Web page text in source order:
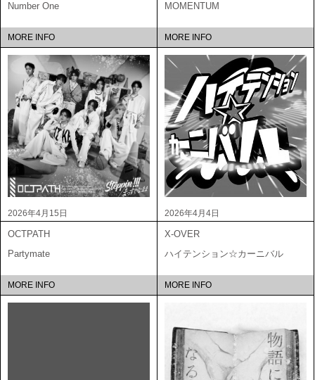
Number One
MORE INFO
MOMENTUM
MORE INFO
2026年4月15日
OCTPATH
Partymate
MORE INFO
2026年4月4日
X-OVER
ハイテンション☆カーニバル
MORE INFO